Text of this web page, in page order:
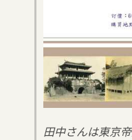
田中さんは東京